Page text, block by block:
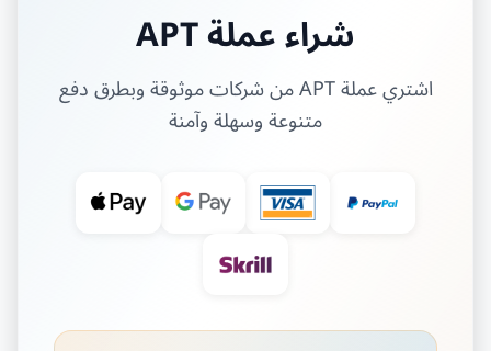
شراء عملة APT
اشتري عملة APT من شركات موثوقة وبطرق دفع
متنوعة وسهلة وآمنة